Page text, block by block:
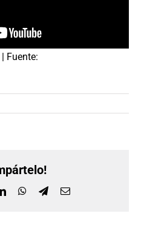
Fuente:
LinkedInWhatsApp
TelegramCorreo